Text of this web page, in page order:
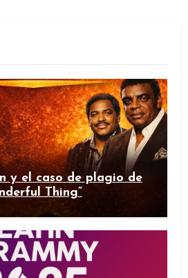
y el caso de plagio de
Thing”